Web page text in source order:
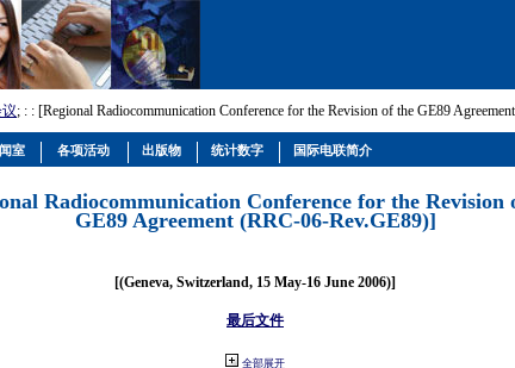
; : : [Regional Radiocommunication Conference for the Revision of the GE89
Radiocommunication Conference for the Revision
GE89 Agreement (RRC-06-Rev.GE89)]
[(Geneva, Switzerland, 15 May-16 June 2006)]
最后文件
全部展开
室 各项活动 出版物 统计数字 国际电联简介